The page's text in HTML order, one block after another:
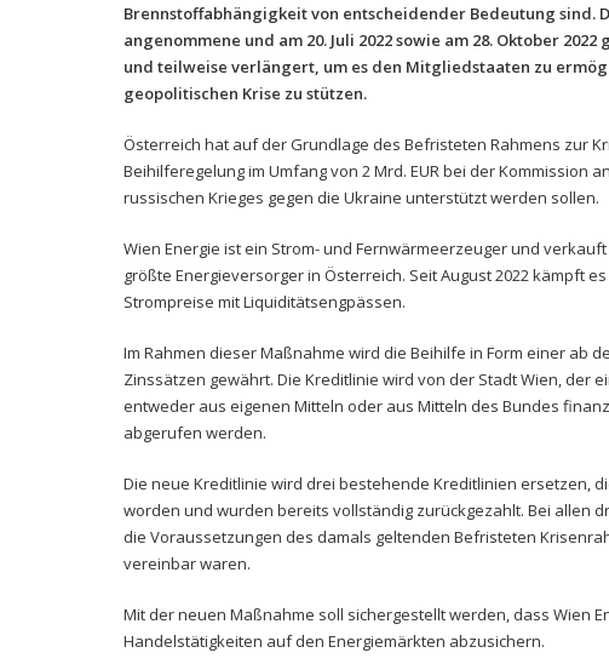
Brennstoffabhängigkeit von entscheidender Bedeutung sind.
angenommene und am 20. Juli 2022 sowie am 28. Oktober
und teilweise verlängert, um es den Mitgliedstaaten zu
geopolitischen Krise zu stützen.
Österreich hat auf der Grundlage des Befristeten Rahmens zur
Beihilferegelung im Umfang von 2 Mrd. EUR bei der Kommission
russischen Krieges gegen die Ukraine unterstützt werden sollen.
Wien Energie ist ein Strom- und Fernwärmeerzeuger und
größte Energieversorger in Österreich. Seit August 2022 kämpft
Strompreise mit Liquiditätsengpässen.
Im Rahmen dieser Maßnahme wird die Beihilfe in Form einer ab
Zinssätzen gewährt. Die Kreditlinie wird von der Stadt Wien, der
entweder aus eigenen Mitteln oder aus Mitteln des Bundes
abgerufen werden.
Die neue Kreditlinie wird drei bestehende Kreditlinien ersetzen,
worden und wurden bereits vollständig zurückgezahlt. Bei allen
die Voraussetzungen des damals geltenden Befristeten
vereinbar waren.
Mit der neuen Maßnahme soll sichergestellt werden, dass Wien
Handelstätigkeiten auf den Energiemärkten abzusichern.